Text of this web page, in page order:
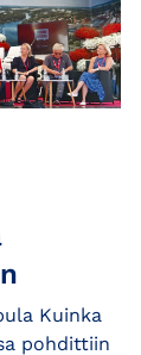
Kuinka
pohdittiin